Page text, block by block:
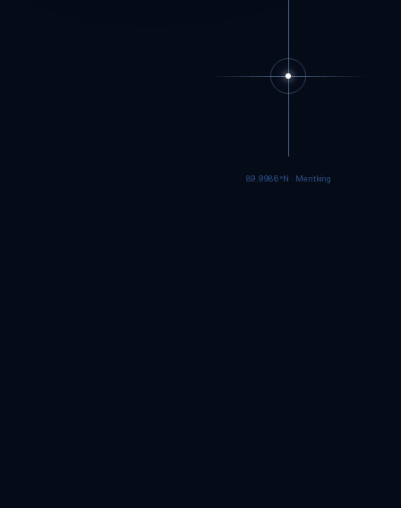
89.9984°N · Meritking